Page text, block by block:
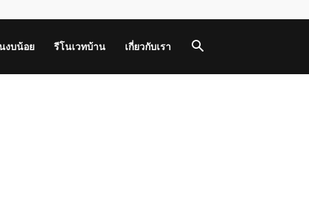
งบน้อย รีโนเวทบ้าน เกี่ยวกับเรา